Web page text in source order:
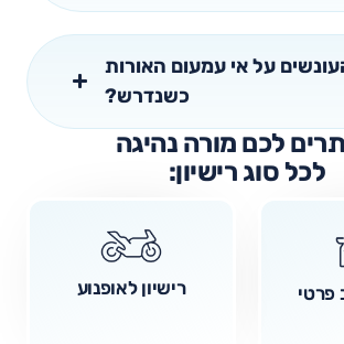
על אי עמעום האורות
כשנדרש?
לכם מורה נהיגה
לכל סוג רישיון:
פרטי רישיון לאופנוע